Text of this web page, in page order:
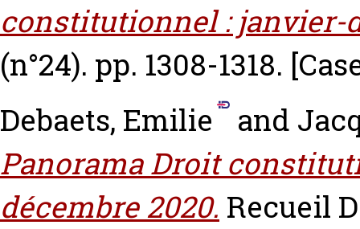
constitutionnel : janvier-
(n°24). pp. 1308-1318.
Debaets, Emilie
and
Panorama Droit
décembre 2020. Recueil